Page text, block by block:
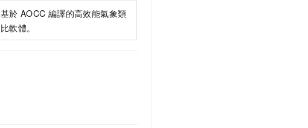
基於 AOCC 編譯的高效能氣象類
比軟體。